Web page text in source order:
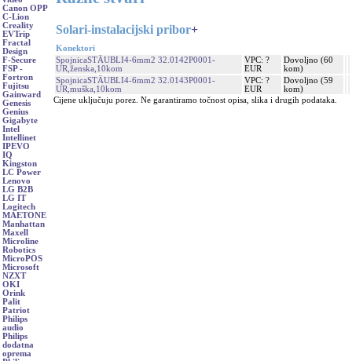
Canon OPP
C-Lion
Creality
EVTrip
Fractal
Design
F-Secure
FSP -
Fortron
Fujitsu
Gainward
Genesis
Genius
Gigabyte
Intel
Intellinet
IPEVO
IQ
Kingston
LC Power
Lenovo
LG B2B
LG IT
Logitech
MAETONE
Manhattan
Maxell
Microline
Robotics
MicroPOS
Microsoft
NZXT
OKI
Orink
Palit
Patriot
Philips
audio
Philips
dodatna
oprema
Solari-instalacijski pribor+
Konektori
SpojnicaSTÄUBLI4-6mm2 32.0142P0001-
UR,ženska,10kom
VPC: ?
EUR
Dovoljno (60
kom)
SpojnicaSTÄUBLI4-6mm2 32.0143P0001-
UR,muška,10kom
VPC: ?
EUR
Dovoljno (59
kom)
Cijene uključuju porez. Ne garantiramo točnost opisa, slika i drugih podataka.